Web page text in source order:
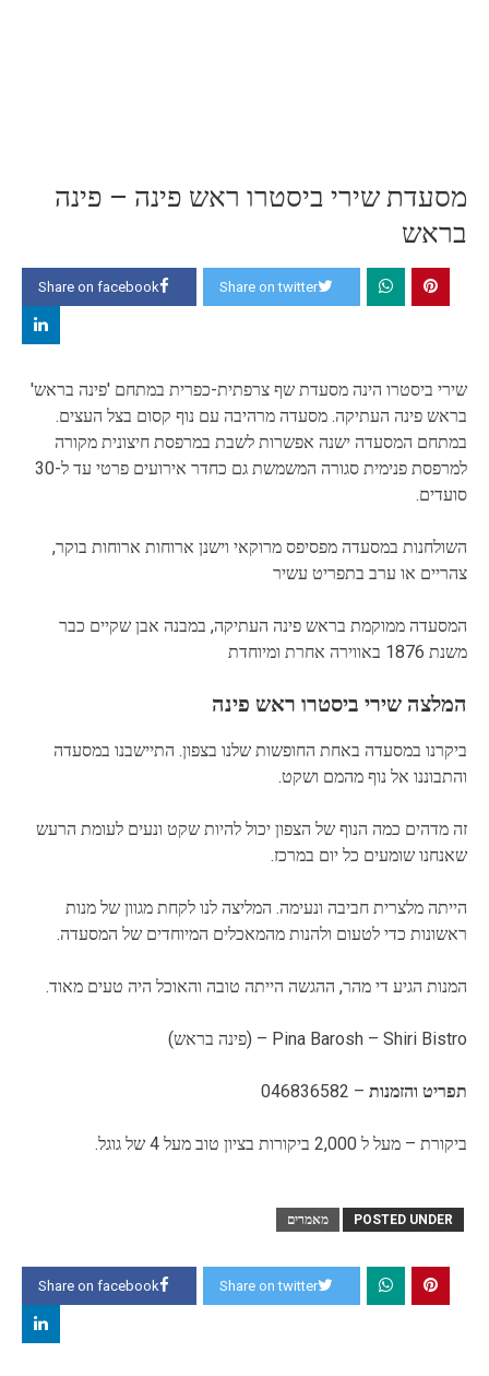
מסעדת שירי ביסטרו ראש פינה – פינה
בראש
Share on facebook Share on twitter
שירי ביסטרו הינה מסעדת שף צרפתית-כפרית במתחם 'פינה בראש'
בראש פינה העתיקה. מסעדה מרהיבה עם נוף קסום בצל העצים.
במתחם המסעדה ישנה אפשרות לשבת במרפסת חיצונית מקורה
למרפסת פנימית סגורה המשמשת גם כחדר אירועים פרטי עד ל-30
סועדים.
השולחנות במסעדה מפסיפס מרוקאי וישנן ארוחות ארוחות בוקר,
צהריים או ערב בתפריט עשיר
המסעדה ממוקמת בראש פינה העתיקה, במבנה אבן שקיים כבר
משנת 1876 באווירה אחרת ומיוחדת
המלצה שירי ביסטרו ראש פינה
ביקרנו במסעדה באחת החופשות שלנו בצפון. התיישבנו במסעדה
והתבוננו אל נוף מהמם ושקט.
זה מדהים כמה הנוף של הצפון יכול להיות שקט ונעים לעומת הרעש
שאנחנו שומעים כל יום במרכז.
הייתה מלצרית חביבה ונעימה. המליצה לנו לקחת מגוון של מנות
ראשונות כדי לטעום ולהנות מהמאכלים המיוחדים של המסעדה.
המנות הגיע די מהר, ההגשה הייתה טובה והאוכל היה טעים מאוד.
Pina Barosh – Shiri Bistro – (פינה בראש)
תפריט והזמנות – 046836582
ביקורת – מעל ל 2,000 ביקורות בציון טוב מעל 4 של גוגל.
POSTED UNDER מאמרים
Share on facebook Share on twitter